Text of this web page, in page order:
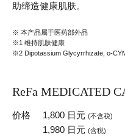
助缔造健康肌肤。
※ 本产品属于医药部外品
※1 维持肌肤健康
※2 Dipotassium Glycyrrhizate, o-
ReFa MEDICATED
价格 1,800 日元 (不含税)
1,980 日元 (含税)